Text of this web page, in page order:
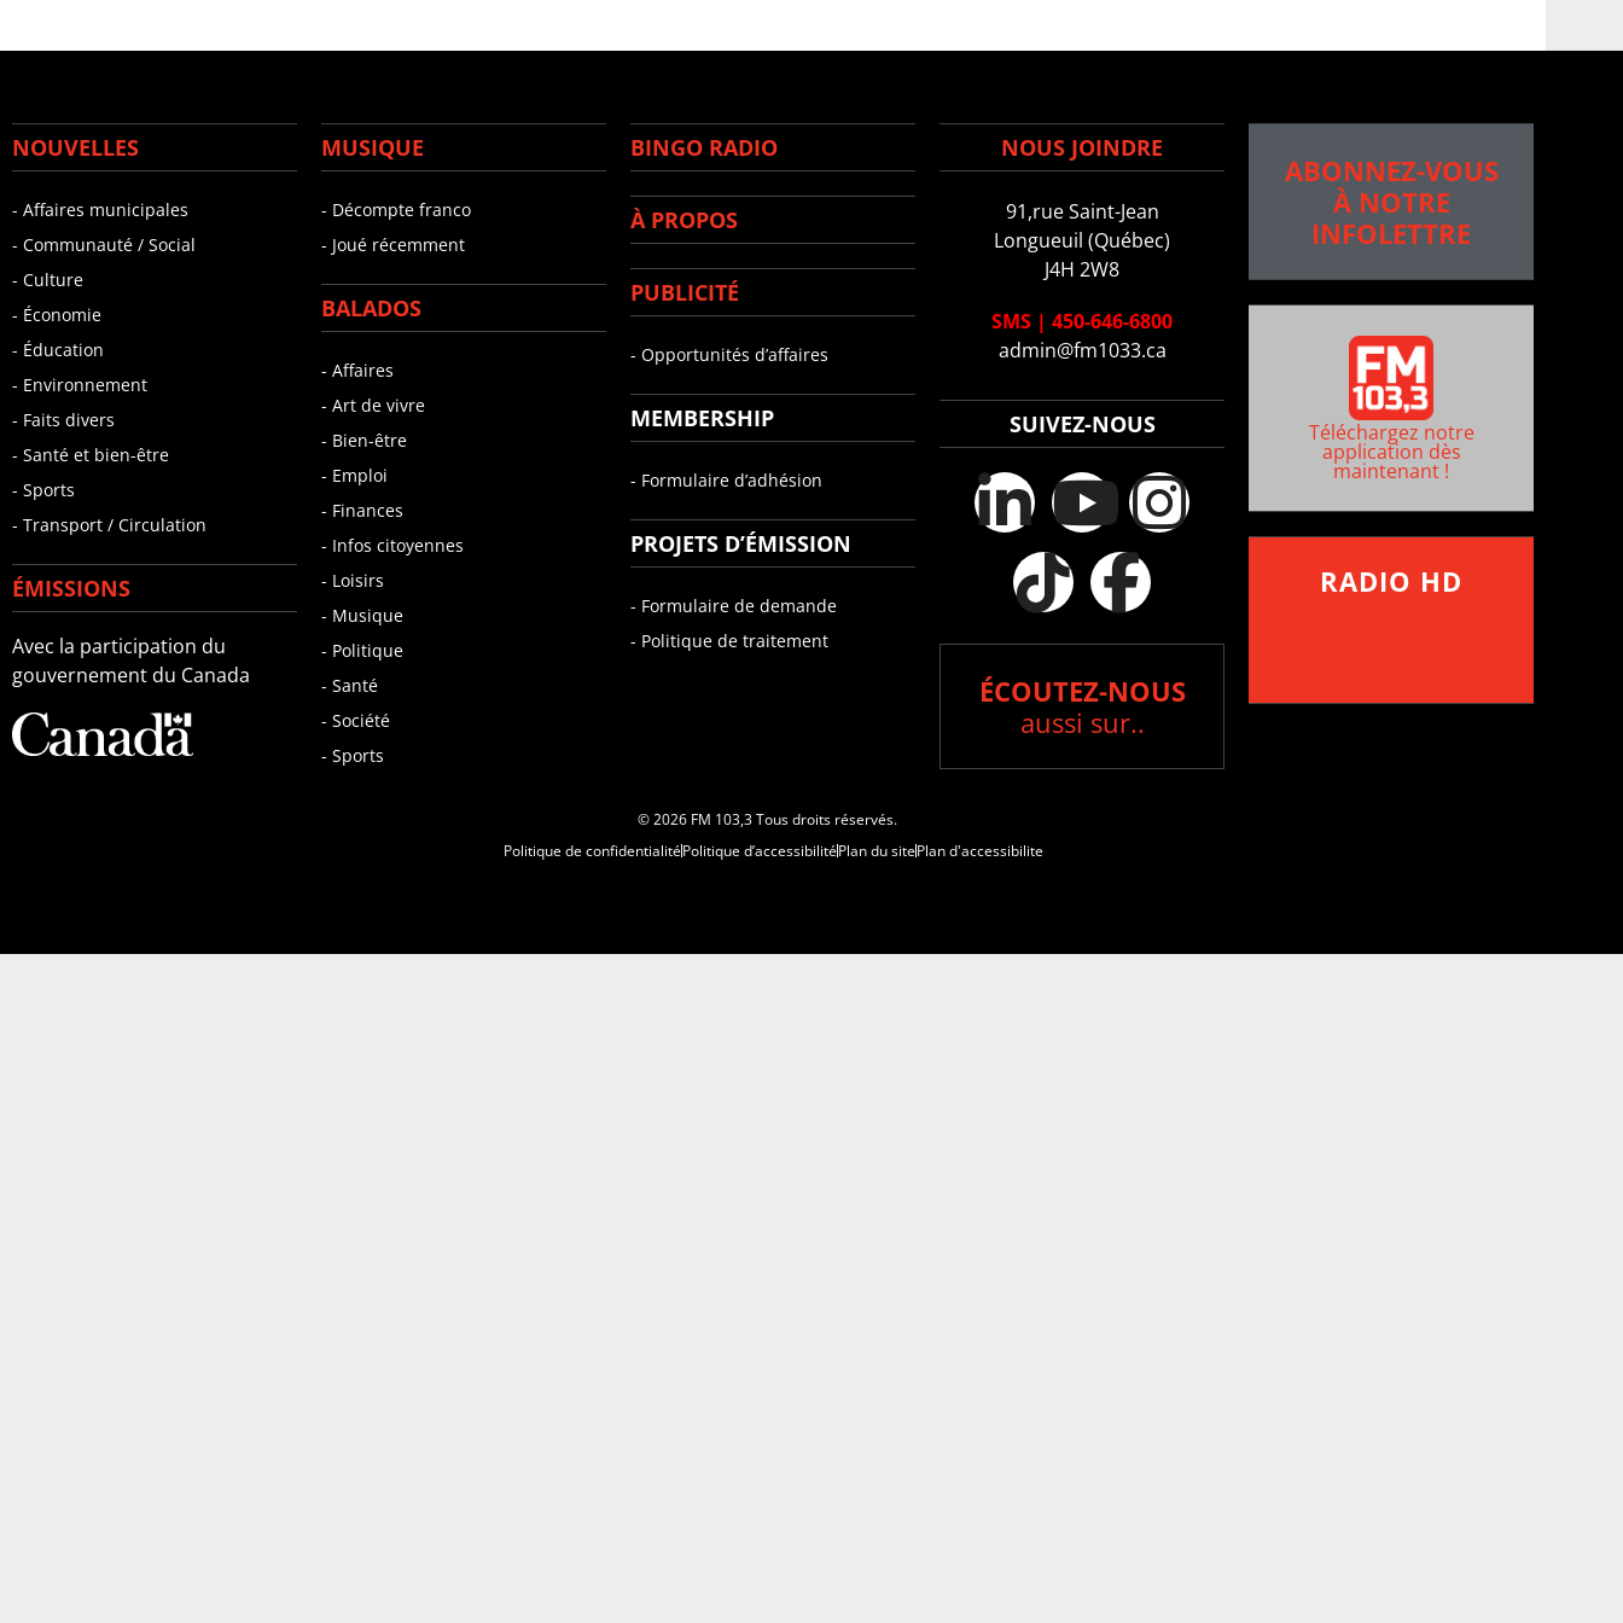
NOUVELLES
- Affaires municipales
- Communauté / Social
- Culture
- Économie
- Éducation
- Environnement
- Faits divers
- Santé et bien-être
- Sports
- Transport / Circulation
ÉMISSIONS
Avec la participation du
gouvernement du Canada
MUSIQUE
- Décompte franco
- Joué récemment
BALADOS
- Affaires
- Art de vivre
- Bien-être
- Emploi
- Finances
- Infos citoyennes
- Loisirs
- Musique
- Politique
- Santé
- Société
- Sports
BINGO RADIO
À PROPOS
PUBLICITÉ
- Opportunités d’affaires
MEMBERSHIP
- Formulaire d’adhésion
PROJETS D’ÉMISSION
- Formulaire de demande
- Politique de traitement
NOUS JOINDRE
91,rue Saint-Jean
Longueuil (Québec)
J4H 2W8
SMS | 450-646-6800
admin@fm1033.ca
SUIVEZ-NOUS
ÉCOUTEZ-NOUS
aussi sur..
ABONNEZ-VOUS
À NOTRE
INFOLETTRE
Téléchargez notre
application dès
maintenant !
RADIO HD
© 2026 FM 103,3 Tous droits réservés.
Politique de confidentialitéPolitique d’accessibilitéPlan du sitePlan d'accessibilite